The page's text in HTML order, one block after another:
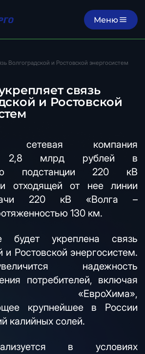
Меню
Волгоградской и Ростовской энергосистем
связь
и Ростовской
сетевая компания
2,8 млрд рублей в
подстанции 220 кВ
отходящей от нее линии
220 кВ «Волга –
130 км.
будет укреплена связь
и Ростовской энергосистем.
надежность
потребителей, включая
«ЕвроХима»,
крупнейшее в России
калийных солей.
в условиях